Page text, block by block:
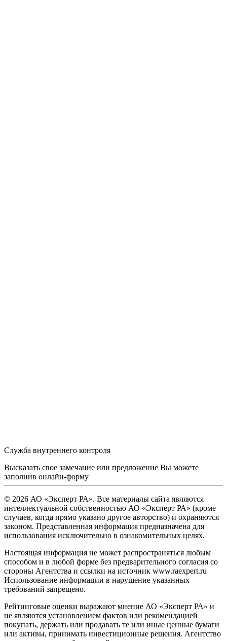
Служба внутреннего контроля
Высказать свое замечание или предложение Вы можете
заполнив онлайн-форму
© 2026 АО «Эксперт РА». Все материалы сайта являются
интеллектуальной собственностью АО «Эксперт РА» (кроме
случаев, когда прямо указано другое авторство) и охраняются
законом. Представленная информация предназначена для
использования исключительно в ознакомительных целях.
Настоящая информация не может распространяться любым
способом и в любой форме без предварительного согласия со
стороны Агентства и ссылки на источник www.raexpert.ru
Использование информации в нарушение указанных
требований запрещено.
Рейтинговые оценки выражают мнение АО «Эксперт РА» и
не являются установлением фактов или рекомендацией
покупать, держать или продавать те или иные ценные бумаги
или активы, принимать инвестиционные решения. Агентство